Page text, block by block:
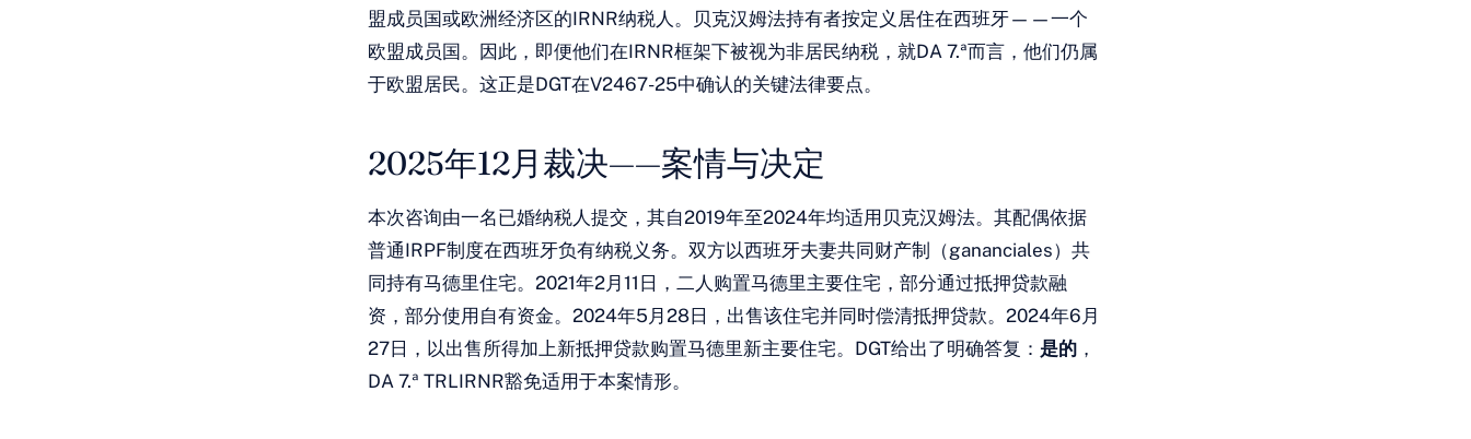
盟成员国或欧洲经济区的IRNR纳税人。贝克汉姆法持有者按定义居住在西班牙——一个
欧盟成员国。因此，即便他们在IRNR框架下被视为非居民纳税，就DA 7.ª而言，他们仍属
于欧盟居民。这正是DGT在V2467-25中确认的关键法律要点。
2025年12月裁决——案情与决定
本次咨询由一名已婚纳税人提交，其自2019年至2024年均适用贝克汉姆法。其配偶依据
普通IRPF制度在西班牙负有纳税义务。双方以西班牙夫妻共同财产制（gananciales）共
同持有马德里住宅。2021年2月11日，二人购置马德里主要住宅，部分通过抵押贷款融
资，部分使用自有资金。2024年5月28日，出售该住宅并同时偿清抵押贷款。2024年6月
27日，以出售所得加上新抵押贷款购置马德里新主要住宅。DGT给出了明确答复： 是的，
DA 7.ª TRLIRNR豁免适用于本案情形。